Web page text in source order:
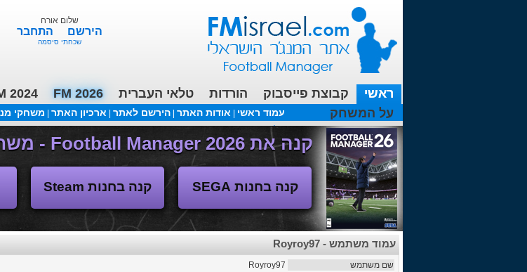
שלום אורח
הירשם התחבר
שכחתי סיסמה
ראשי קבוצת פייסבוק הורדות טלאי העברית FM 2026
2024
על המשחק
עמוד ראשי אודות האתר |הירשם לאתר ארכיון האתר משחקי
עכשיו בפורומים:FM19- איך יוצאים לחופשה עם המאמן ?
קנה את Football Manager 2026 - משחק המנג'ר החדש!
קנה בחנות SEGA קנה בחנות Steam
עמוד משתמש - Royroy97
שם משתמש
Royroy97